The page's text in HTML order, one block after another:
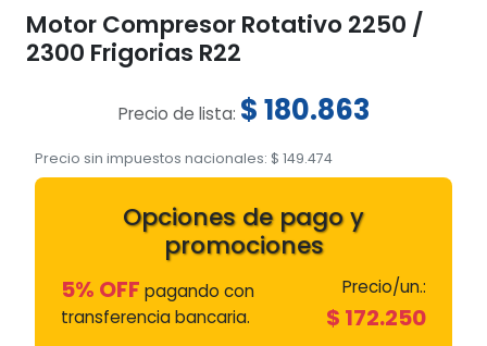
Motor Compresor Rotativo 2250 /
2300 Frigorias R22
Precio de lista: $180.863
Precio sin impuestos nacionales: $ 149.474
Opciones de pago y
promociones
5% OFF pagando con
transferencia bancaria.
Precio/un.:
$ 172.250